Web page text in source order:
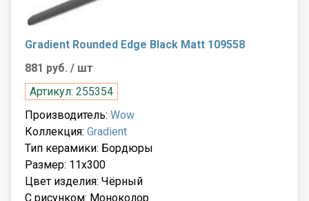
Gradient Rounded Edge Black Matt 109558
881 руб. / шт
Артикул: 255354
Производитель: Wow
Коллекция: Gradient
Тип керамики: Бордюры
Размер: 11x300
Цвет изделия: Чёрный
С рисунком: Моноколор